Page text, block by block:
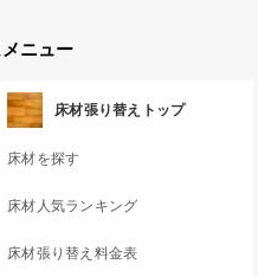
ニュー
床材張り替えトップ
床材を探す
床材人気ランキング
床材張り替え料金表